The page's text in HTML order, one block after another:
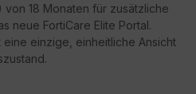
von 18 Monaten für zusätzliche
neue FortiCare Elite Portal.
einzige, einheitliche Ansicht